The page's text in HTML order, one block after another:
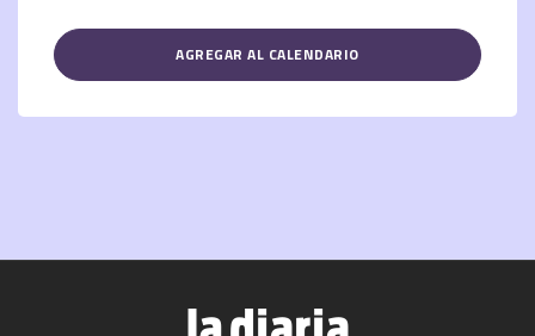
AGREGAR AL CALENDARIO